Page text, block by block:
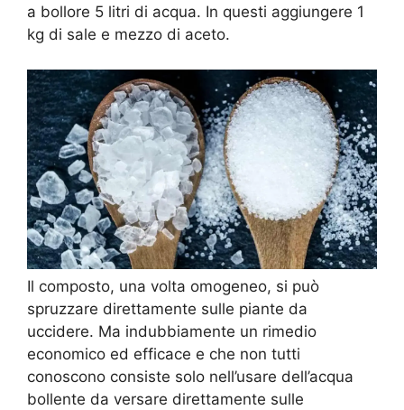
a bollore 5 litri di acqua. In questi aggiungere 1
kg di sale e mezzo di aceto.
Il composto, una volta omogeneo, si può
spruzzare direttamente sulle piante da
uccidere. Ma indubbiamente un rimedio
economico ed efficace e che non tutti
conoscono consiste solo nell’usare dell’acqua
bollente da versare direttamente sulle